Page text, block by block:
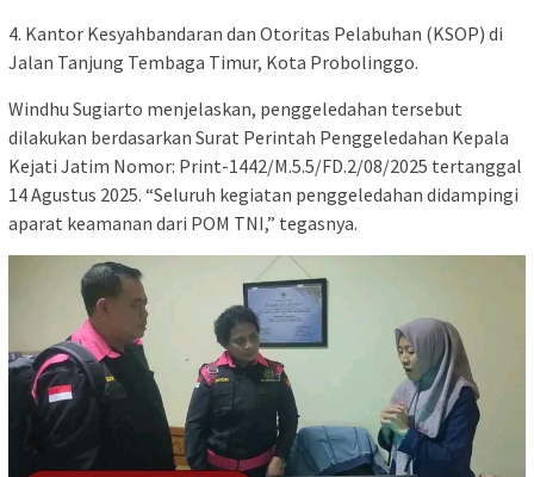
4. Kantor Kesyahbandaran dan Otoritas Pelabuhan (KSOP) di
Jalan Tanjung Tembaga Timur, Kota Probolinggo.
Windhu Sugiarto menjelaskan, penggeledahan tersebut
dilakukan berdasarkan Surat Perintah Penggeledahan Kepala
Kejati Jatim Nomor: Print-1442/M.5.5/FD.2/08/2025 tertanggal
14 Agustus 2025. “Seluruh kegiatan penggeledahan didampingi
aparat keamanan dari POM TNI,” tegasnya.